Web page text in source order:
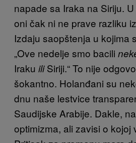
napade sa Iraka na Siriju.
oni čak ni ne prave razliku
Izdaju saopštenja u kojima
„Ove nedelje smo bacili
Iraku iliSiriji.“ To nije
šokantno. Holanđani su
dnu naše lestvice
Saudijske Arabije. Dakle,
optimizma, ali zavisi o kojoj